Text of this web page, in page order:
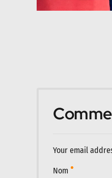
Your email
Nom